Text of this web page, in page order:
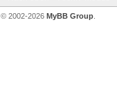
, © 2002-2026 MyBB Group